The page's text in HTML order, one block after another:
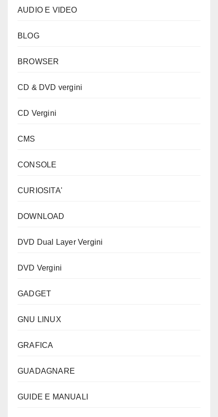
AUDIO E VIDEO
BLOG
BROWSER
CD & DVD vergini
CD Vergini
CMS
CONSOLE
CURIOSITA'
DOWNLOAD
DVD Dual Layer Vergini
DVD Vergini
GADGET
GNU LINUX
GRAFICA
GUADAGNARE
GUIDE E MANUALI